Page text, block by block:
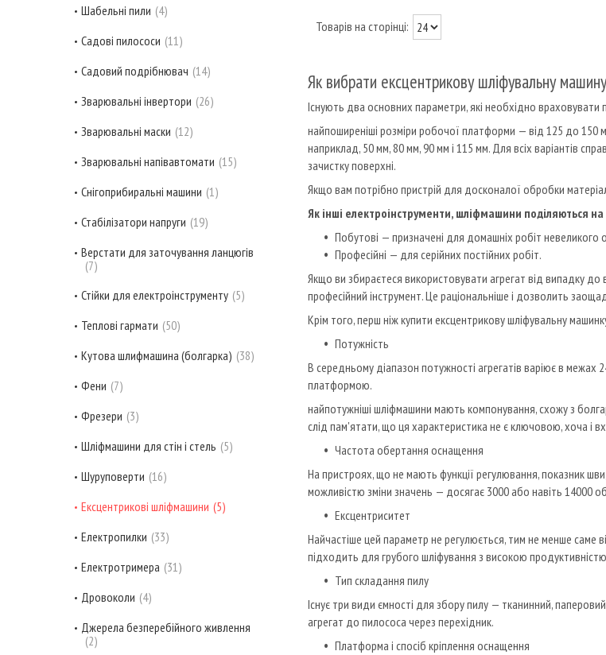
Як вибрати ексцентрикову шліфувальну машину
Існують два основних параметри, які необхідно
найпоширеніші розміри робочої платформи — від 125 до 150
наприклад, 50 мм, 80 мм, 90 мм і 115 мм. Для всіх варіантів
зачистку поверхні.
Якщо вам потрібно пристрій для досконалої обробки
Як інші електроінструменти, шліфмашини поділяються
Побутові — призначені для домашніх робіт невеликого
Професійні — для серійних постійних робіт.
Якщо ви збираєтеся використовувати агрегат від випадку
професійний інструмент. Це раціональніше і дозволить
Крім того, перш ніж купити ексцентрикову шліфувальну
Потужність
В середньому діапазон потужності агрегатів варіює в
платформою.
найпотужніші шліфмашини мають компонування, схожу з
слід пам'ятати, що ця характеристика не є ключовою, хоча і
Частота обертання оснащення
На пристроях, що не мають функції регулювання, показник
можливістю зміни значень — досягає 3000 або навіть 14000
Ексцентриситет
Найчастіше цей параметр не регулюється, тим не менше саме
підходить для грубого шліфування з високою
Тип складання пилу
Існує три види ємності для збору пилу — тканинний,
агрегат до пилососа через перехідник.
Платформа і спосіб кріплення оснащення
Шабельні пили 4
Садові пилососи 11
Садовий подрібнювач 14
Зварювальні інвертори 26
Зварювальні маски 12
Зварювальні напівавтомати 15
Снігоприбиральні машини 1
Стабілізатори напруги 19
Верстати для заточування ланцюгів
7
Стійки для електроінструменту 5
Теплові гармати 50
Кутова шлифмашина (болгарка) 38
Фени 7
Фрезери 3
Шліфмашини для стін і стель 5
Шуруповерти 16
Ексцентрикові шліфмашини 5
Електропилки 33
Електротримера 31
Дровоколи 4
Джерела безперебійного живлення
2